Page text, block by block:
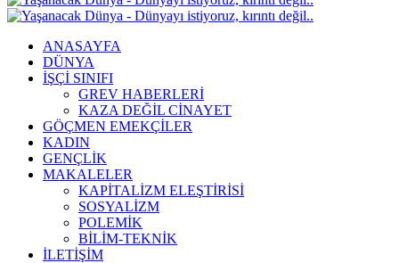
ANASAYFA
DÜNYA
İŞÇİ SINIFI
GREV HABERLERİ
KAZA DEĞİL CİNAYET
GÖÇMEN EMEKÇİLER
KADIN
GENÇLİK
MAKALELER
KAPİTALİZM ELEŞTİRİSİ
SOSYALİZM
POLEMİK
BİLİM-TEKNİK
ILETIŞIM